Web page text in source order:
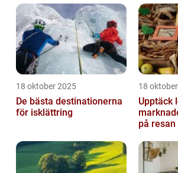
18 oktober 2025
De bästa destinationerna
för isklättring
18
Upptäck
på resan